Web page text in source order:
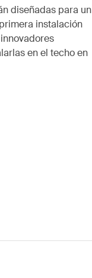
diseñadas para un
instalación
en el techo en